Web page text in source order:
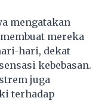
mengatakan
mereka
hari, dekat
kebebasan.
juga
terhadap